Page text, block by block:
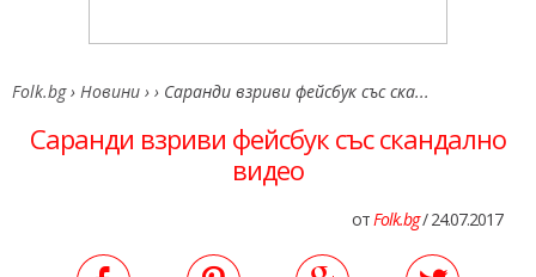
Folk.bg › Новини › › Саранди взриви фейсбук със ска...
Саранди взриви фейсбук със скандално
видео
отFolk.bg/ 24.07.2017